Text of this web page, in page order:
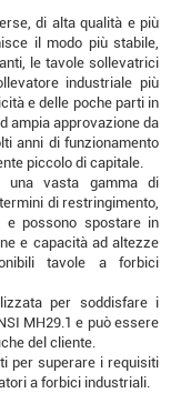
di alta qualità e più
il modo più stabile,
le tavole sollevatrici
industriale più
e delle poche parti in
ampia approvazione da
anni di funzionamento
piccolo di capitale.
vasta gamma di
di restringimento,
e possono spostare in
e capacità ad altezze
tavole a forbici
per soddisfare i
MH29.1 e può essere
del cliente.
per superare i requisiti
a forbici industriali.